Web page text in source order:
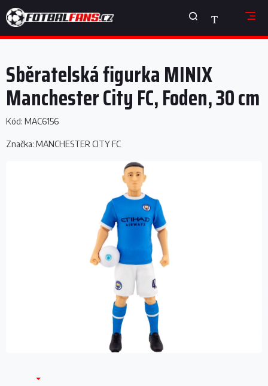
na
obsah
NÁKUPNÍ
KOŠÍK
Sběratelská figurka MINIX
Manchester City FC, Foden, 30 cm
Kód: MAC6156
Značka: MANCHESTER CITY FC